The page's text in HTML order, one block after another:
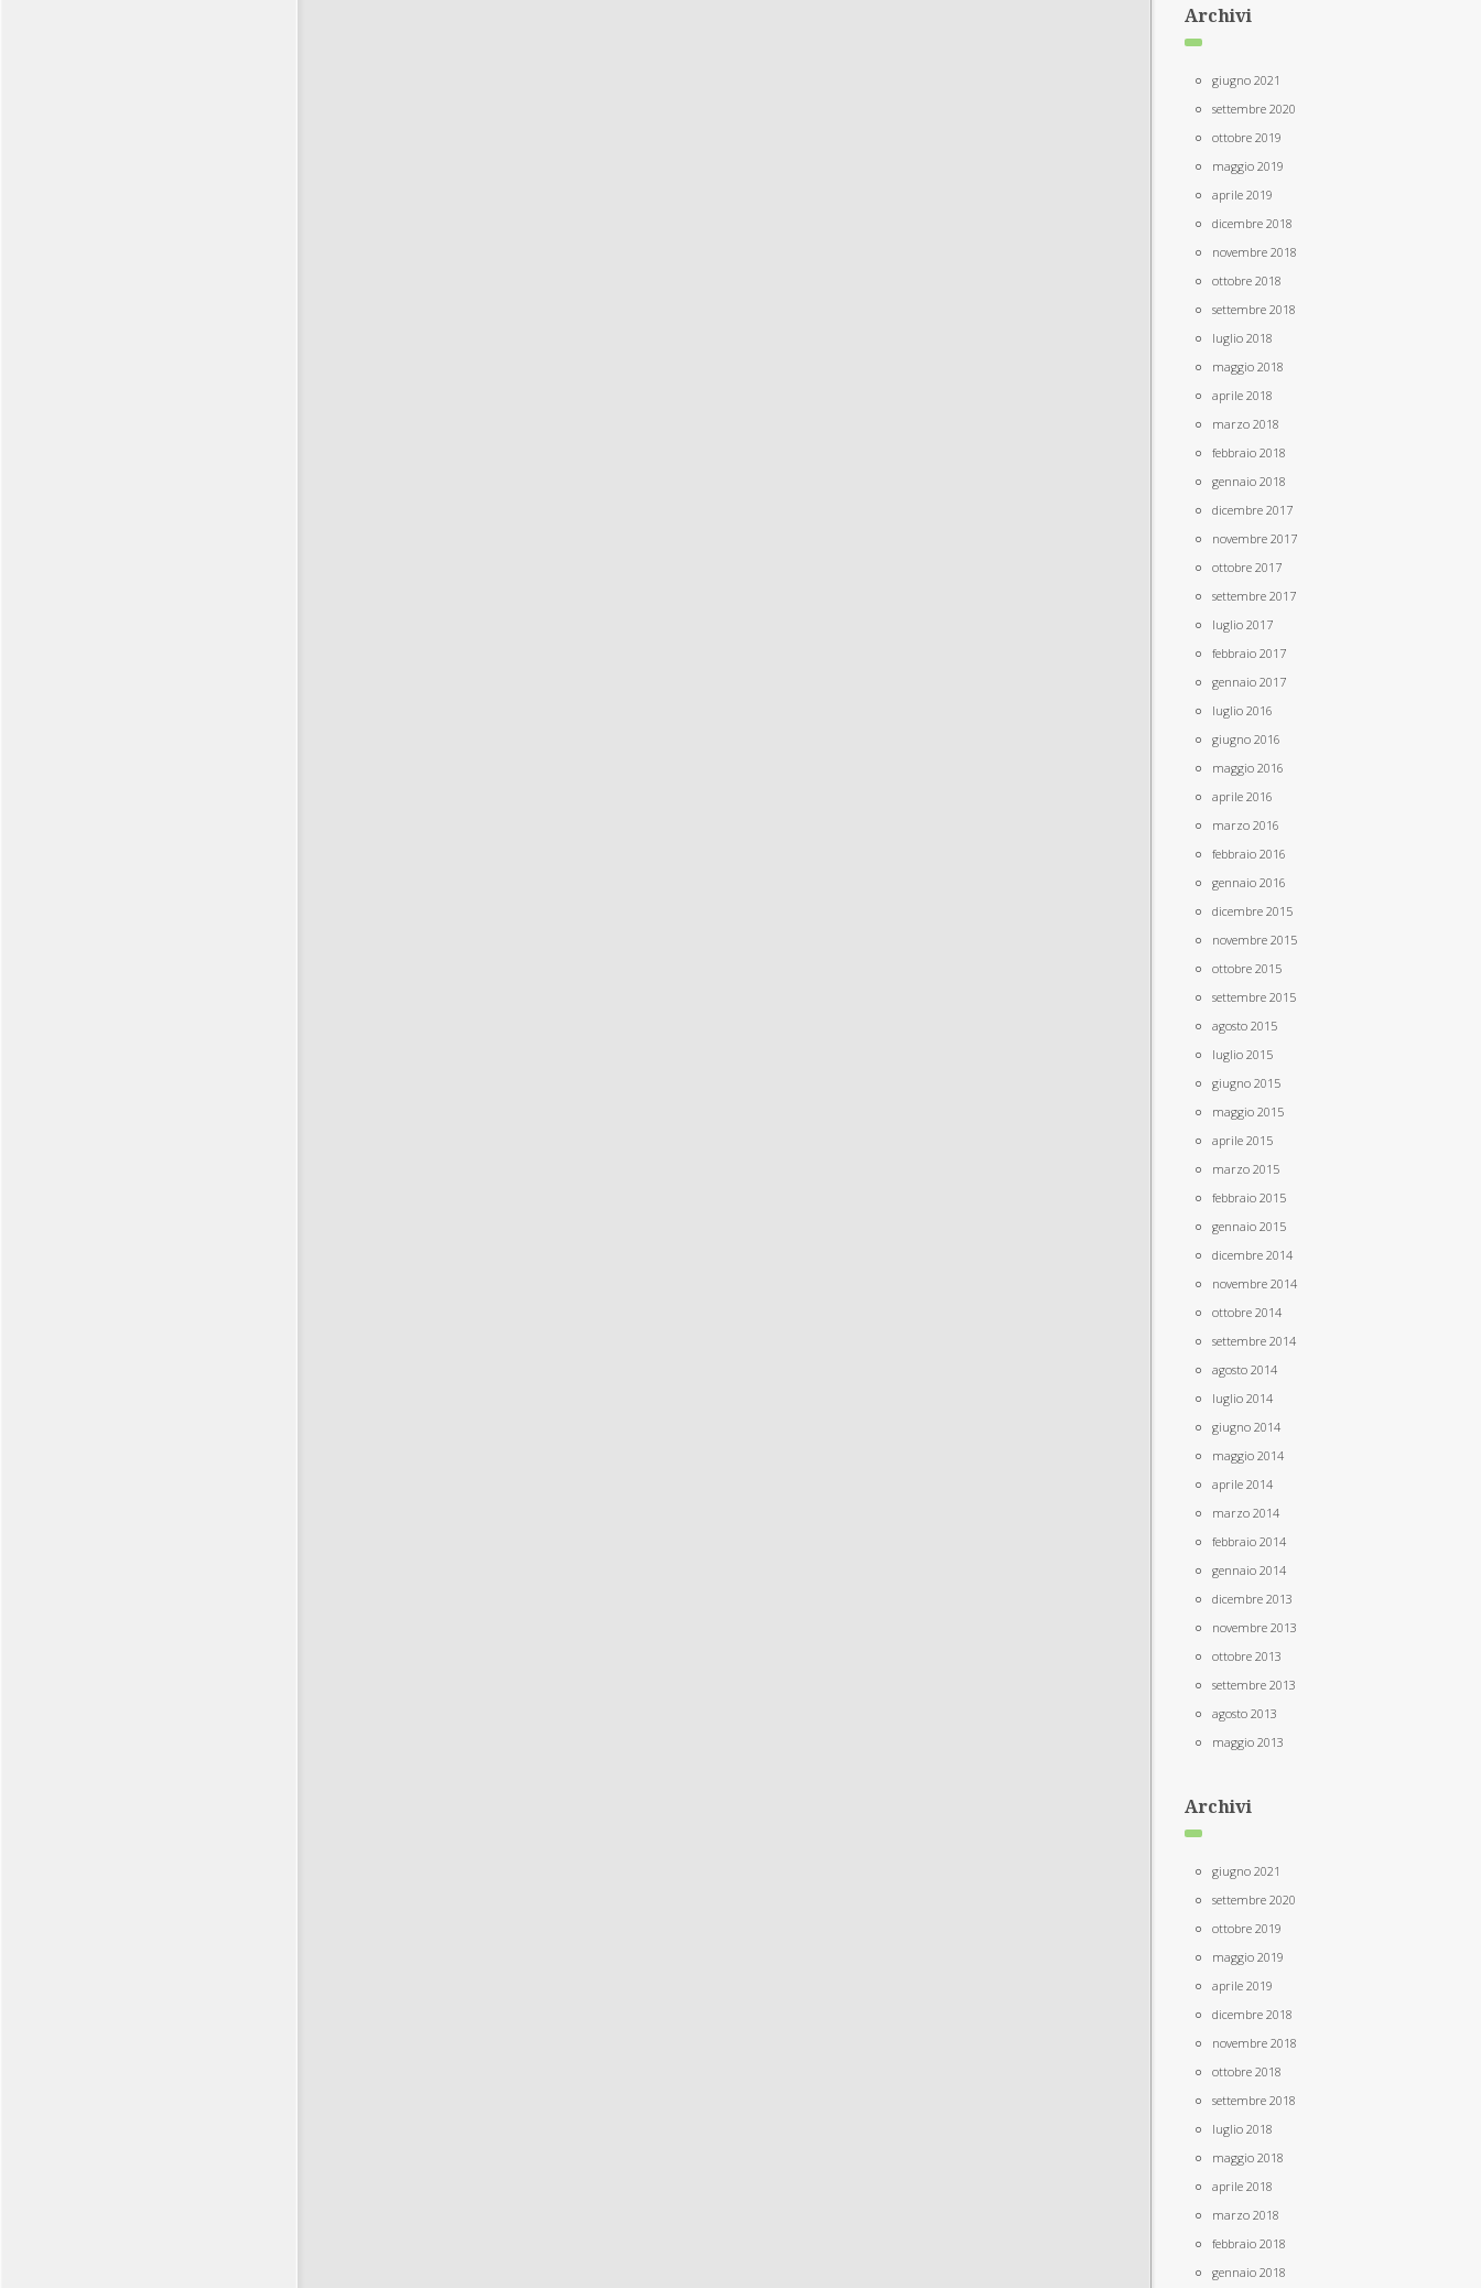
Archivi
giugno 2021
settembre 2020
ottobre 2019
maggio 2019
aprile 2019
dicembre 2018
novembre 2018
ottobre 2018
settembre 2018
luglio 2018
maggio 2018
aprile 2018
marzo 2018
febbraio 2018
gennaio 2018
dicembre 2017
novembre 2017
ottobre 2017
settembre 2017
luglio 2017
febbraio 2017
gennaio 2017
luglio 2016
giugno 2016
maggio 2016
aprile 2016
marzo 2016
febbraio 2016
gennaio 2016
dicembre 2015
novembre 2015
ottobre 2015
settembre 2015
agosto 2015
luglio 2015
giugno 2015
maggio 2015
aprile 2015
marzo 2015
febbraio 2015
gennaio 2015
dicembre 2014
novembre 2014
ottobre 2014
settembre 2014
agosto 2014
luglio 2014
giugno 2014
maggio 2014
aprile 2014
marzo 2014
febbraio 2014
gennaio 2014
dicembre 2013
novembre 2013
ottobre 2013
settembre 2013
agosto 2013
maggio 2013
Archivi
giugno 2021
settembre 2020
ottobre 2019
maggio 2019
aprile 2019
dicembre 2018
novembre 2018
ottobre 2018
settembre 2018
luglio 2018
maggio 2018
aprile 2018
marzo 2018
febbraio 2018
gennaio 2018